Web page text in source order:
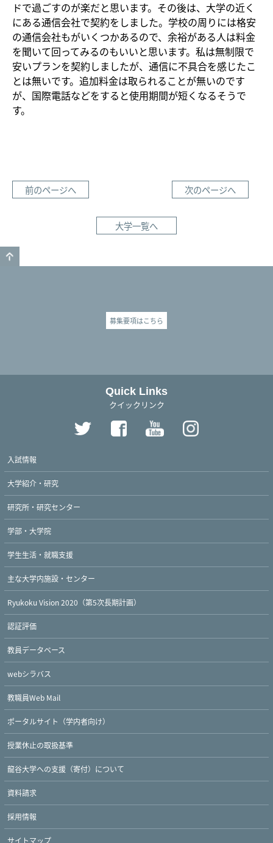
ドで過ごすのが楽だと思います。その後は、大学の近く
にある通信会社で契約をしました。学校の周りには格安
の通信会社もがいくつかあるので、余裕がある人は料金
を聞いて回ってみるのもいいと思います。私は無制限で
安いプランを契約しましたが、通信に不具合を感じたこ
とは無いです。追加料金は取られることが無いのです
が、国際電話などをすると使用期間が短くなるそうで
す。
前のページへ 次のページへ
大学一覧へ
募集要項はこちら
Quick Links
クイックリンク
入試情報
大学紹介・研究
研究所・研究センター
学部・大学院
学生生活・就職支援
主な大学内施設・センター
Ryukoku Vision 2020（第5次長期計画）
認証評価
教員データベース
webシラバス
教職員Web Mail
ポータルサイト（学内者向け）
授業休止の取扱基準
龍谷大学への支援（寄付）について
資料請求
採用情報
サイトマップ